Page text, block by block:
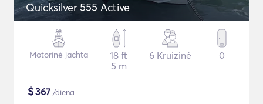
Quicksilver 555 Active
Motorinė jachta
18 ft
5 m
6 Kruizinė 0
$367 /diena